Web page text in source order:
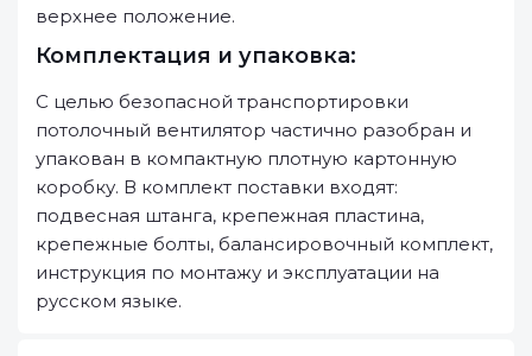
верхнее положение.
Комплектация и упаковка:
С целью безопасной транспортировки
потолочный вентилятор частично разобран и
упакован в компактную плотную картонную
коробку. В комплект поставки входят:
подвесная штанга, крепежная пластина,
крепежные болты, балансировочный комплект,
инструкция по монтажу и эксплуатации на
русском языке.